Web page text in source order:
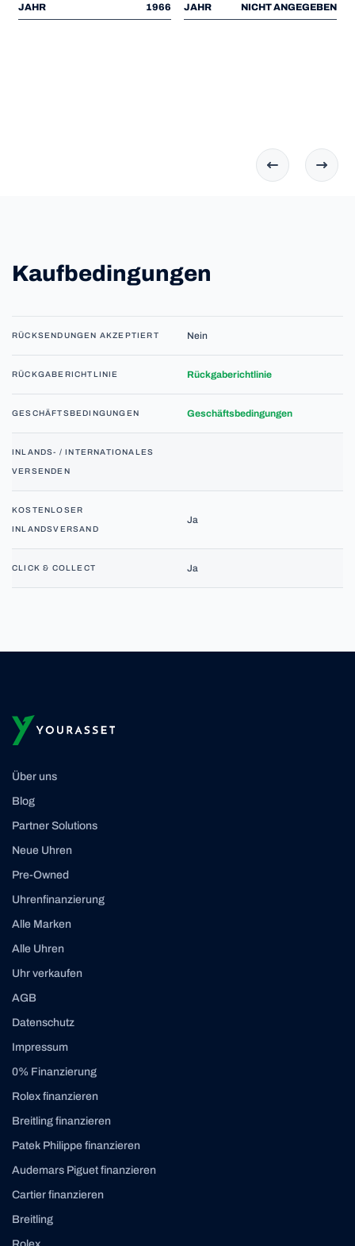
JAHR 1966 JAHR NICHT ANGEGEBEN
Kaufbedingungen
RÜCKSENDUNGEN AKZEPTIERT Nein
INLANDS- / INTERNATIONALES
VERSENDEN
RÜCKGABERICHTLINIE Rückgaberichtlinie
KOSTENLOSER
INLANDSVERSAND
Ja
GESCHÄFTSBEDINGUNGEN Geschäftsbedingungen
CLICK & COLLECT Ja
Über uns
Blog
Partner Solutions
Neue Uhren
Pre-Owned
Uhrenfinanzierung
Alle Marken
Alle Uhren
Uhr verkaufen
AGB
Datenschutz
Impressum
0% Finanzierung
Rolex finanzieren
Breitling finanzieren
Patek Philippe finanzieren
Audemars Piguet finanzieren
Cartier finanzieren
Breitling